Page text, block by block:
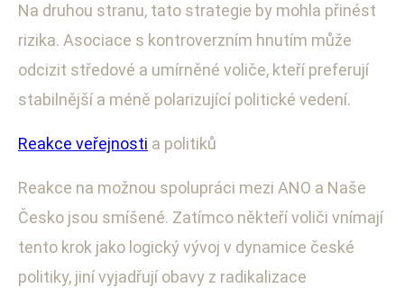
Na druhou stranu, tato strategie by mohla přinést
rizika. Asociace s kontroverzním hnutím může
odcizit středové a umírněné voliče, kteří preferují
stabilnější a méně polarizující politické vedení.
Reakce veřejnosti a politiků
Reakce na možnou spolupráci mezi ANO a Naše
Česko jsou smíšené. Zatímco někteří voliči vnímají
tento krok jako logický vývoj v dynamice české
politiky, jiní vyjadřují obavy z radikalizace